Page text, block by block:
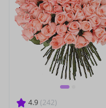
4.9 (242)